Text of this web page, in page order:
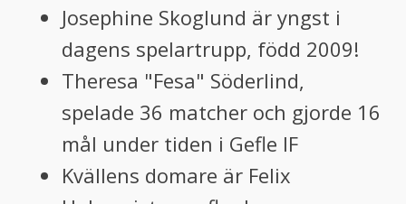
Josephine Skoglund är yngst i
dagens spelartrupp, född 2009!
Theresa "Fesa" Söderlind,
spelade 36 matcher och gjorde 16
mål under tiden i Gefle IF
Kvällens domare är Felix